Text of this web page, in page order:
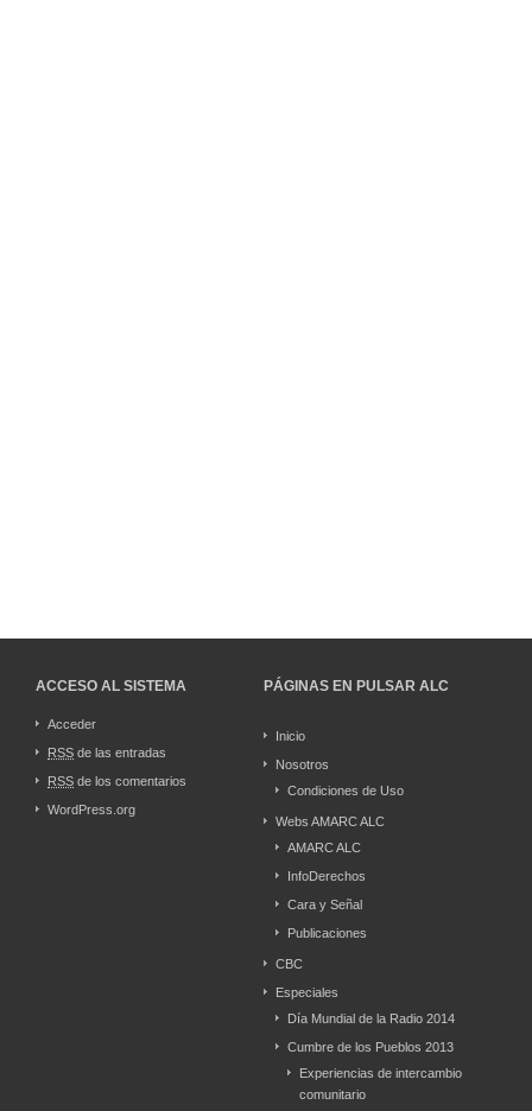
ACCESO AL SISTEMA
Acceder
RSS de las entradas
RSS de los comentarios
WordPress.org
PÁGINAS EN PULSAR ALC
Inicio
Nosotros
Condiciones de Uso
Webs AMARC ALC
AMARC ALC
InfoDerechos
Cara y Señal
Publicaciones
CBC
Especiales
Día Mundial de la Radio 2014
Cumbre de los Pueblos 2013
Experiencias de intercambio
comunitario